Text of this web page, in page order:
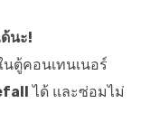
นะ!
นตู้คอนเทนเนอร์
ได้ และซ่อมไม่